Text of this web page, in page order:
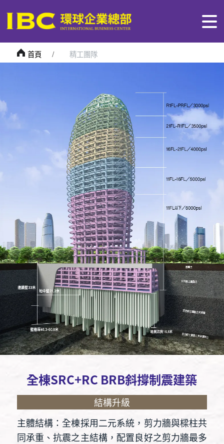
首頁 精工團隊
全棟SRC+RC BRB斜撐制震建築
結構升級
主體結構：全棟採用二元系統，剪力牆與樑柱共
同承重、抗震之主結構，配置良好之剪力牆最多